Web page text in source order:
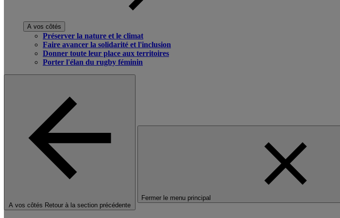
A vos côtés
Préserver la nature et le climat
Faire avancer la solidarité et l'inclusion
Donner toute leur place aux territoires
Porter l'élan du rugby féminin
A vos côtés Retour à la section précédente
Fermer le menu principal